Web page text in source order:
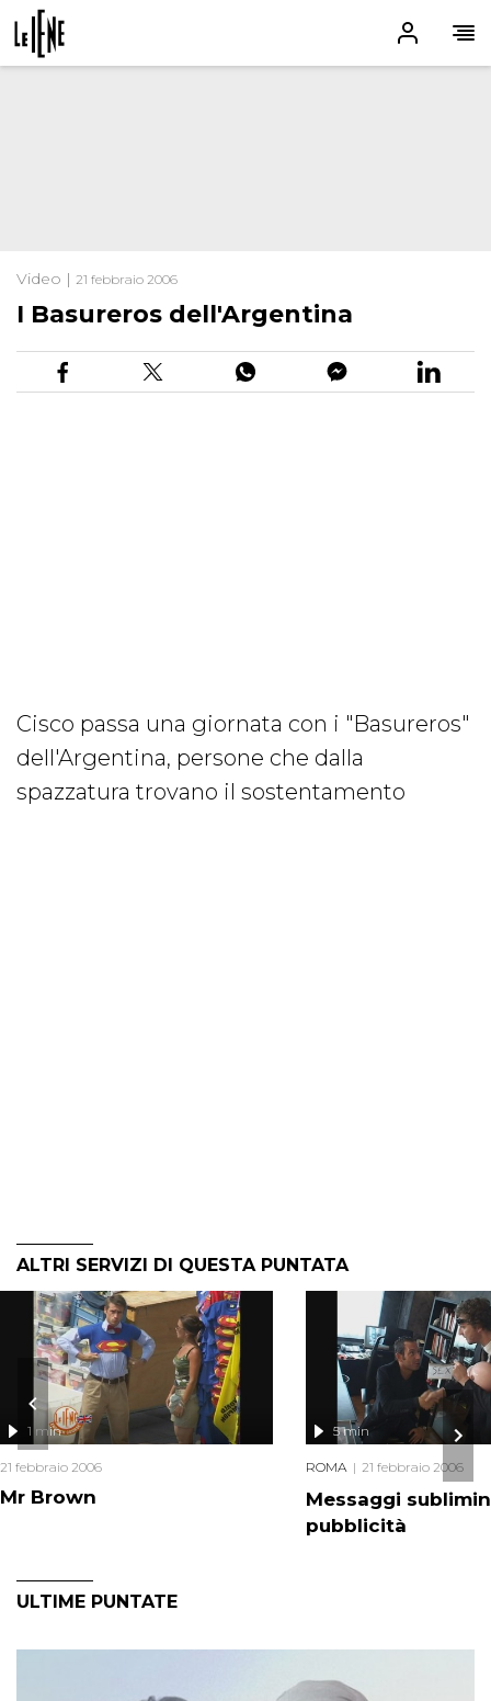
Video | 21 febbraio 2006
I Basureros dell'Argentina
Cisco passa una giornata con i "Basureros"
dell'Argentina, persone che dalla
spazzatura trovano il sostentamento
ALTRI SERVIZI DI QUESTA PUNTATA
Mr Brown
1 min
21 febbraio 2006
Messaggi
pubblicità
5 min
ROMA 21 febbraio 2006
ULTIME PUNTATE